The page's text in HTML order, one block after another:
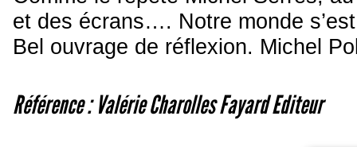
et des écrans…. Notre monde
Bel ouvrage de réflexion. Michel
Référence : Valérie Charolles Fayard Editeur